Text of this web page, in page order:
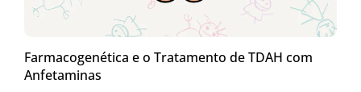
Farmacogenética e o Tratamento de TDAH com
Anfetaminas